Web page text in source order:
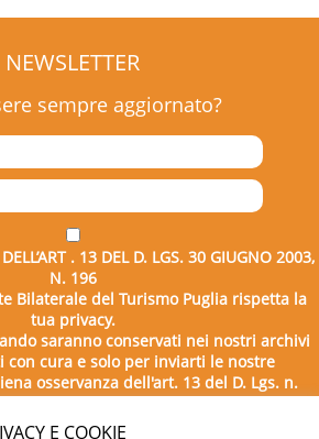
NEWSLETTER
sempre aggiornato?
. 13 DEL D. LGS. 30 GIUGNO 2003,
N. 196
Bilaterale del Turismo Puglia rispetta la
tua privacy.
saranno conservati nei nostri archivi
cura e solo per inviarti le nostre
osservanza dell'art. 13 del D. Lgs. n.
196/2003.
E COOKIE